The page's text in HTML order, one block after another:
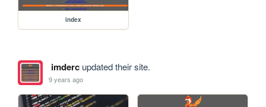
index
imdercupdated their site.
9 years ago